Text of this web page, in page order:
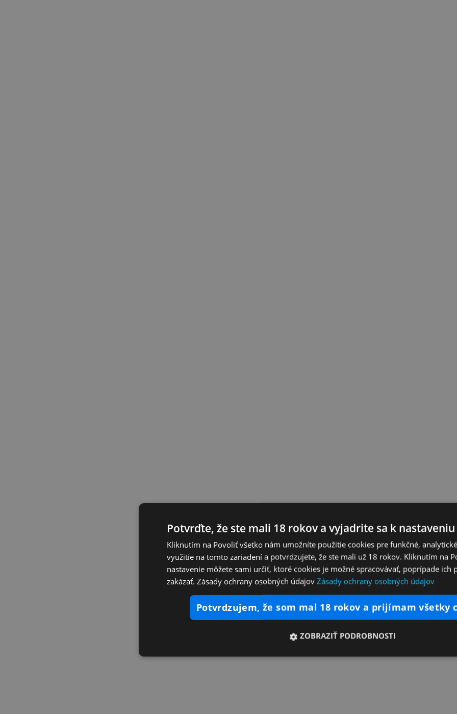
Potvrďte, že ste mali 18 rokov a vyjadrite sa k
Kliknutím na Povoliť všetko nám umožníte použitie cookies pre funkčné,
využitie na tomto zariadení a potvrdzujete, že ste mali už 18 rokov. Kliknutím na
nastavenie môžete sami určiť, ktoré cookies je možné spracovávať, poprípade ich
zakázať. Zásady ochrany osobných údajov Zásady ochrany osobných údajov
potvrdzujem, že som mal 18 rokov a prijímam všetky
ZOBRAZIŤ PODROBNOSTI